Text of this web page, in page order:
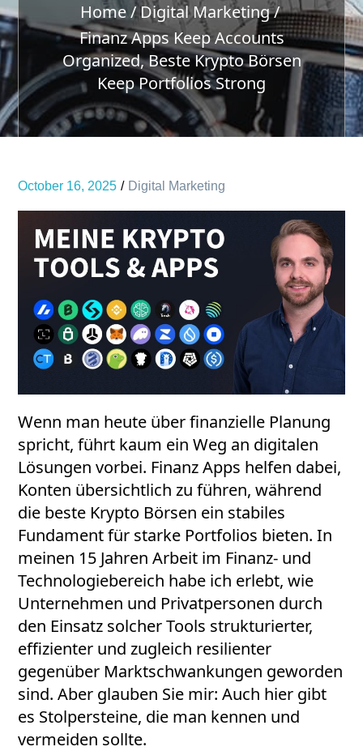
Home
Digital Marketing
Finanz Apps Keep Accounts
Organized, Beste Krypto Börsen
Keep Portfolios Strong
October 16, 2025 Digital Marketing
Wenn man heute über finanzielle Planung
spricht, führt kaum ein Weg an digitalen
Lösungen vorbei. Finanz Apps helfen dabei,
Konten übersichtlich zu führen, während
die beste Krypto Börsen ein stabiles
Fundament für starke Portfolios bieten. In
meinen 15 Jahren Arbeit im Finanz- und
Technologiebereich habe ich erlebt, wie
Unternehmen und Privatpersonen durch
den Einsatz solcher Tools strukturierter,
effizienter und zugleich resilienter
gegenüber Marktschwankungen geworden
sind. Aber glauben Sie mir: Auch hier gibt
es Stolpersteine, die man kennen und
vermeiden sollte.